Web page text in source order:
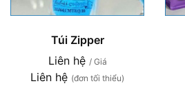
Túi Zipper
Liên hệ / Giá
Liên hệ (đơn tối thiểu)